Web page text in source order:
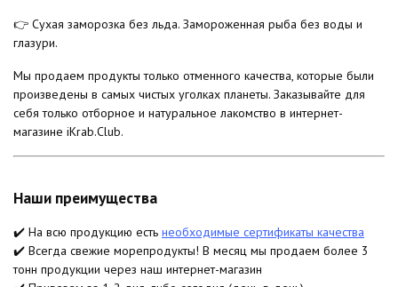
👉 Сухая заморозка без льда. Замороженная рыба без воды и
глазури.
Мы продаем продукты только отменного качества, которые были
произведены в самых чистых уголках планеты. Заказывайте для
себя только отборное и натуральное лакомство в интернет-
магазине iKrab.Club.
Наши преимущества
✔️ На всю продукцию есть необходимые сертификаты качества
✔️ Всегда свежие морепродукты! В месяц мы продаем более 3
тонн продукции через наш интернет-магазин